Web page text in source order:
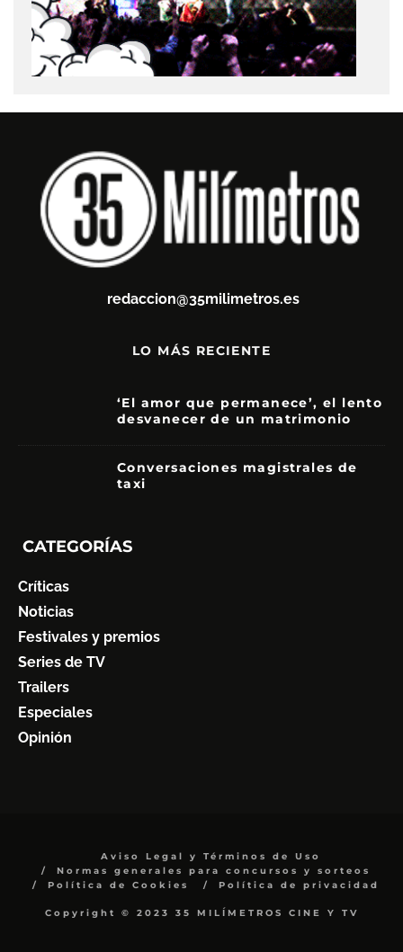
redaccion@35milimetros.es
LO MÁS RECIENTE
‘El amor que permanece’, el lento
desvanecer de un matrimonio
Conversaciones magistrales de
taxi
CATEGORÍAS
Críticas
Noticias
Festivales y premios
Series de TV
Trailers
Especiales
Opinión
Aviso Legal y Términos de Uso
Normas generales para concursos y sorteos
Política de Cookies
Política de privacidad
Copyright © 2023 35 MILÍMETROS CINE Y TV